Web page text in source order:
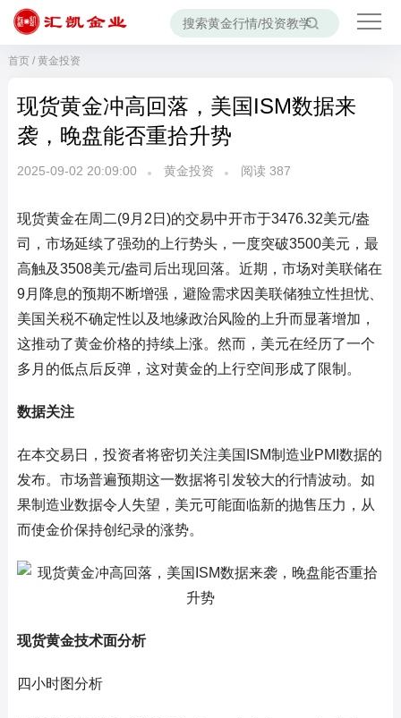
首页/ 黄金投资
现货黄金冲高回落，美国ISM数据来
袭，晚盘能否重拾升势
2025-09-02 20:09:00 黄金投资 阅读 387
现货黄金在周二(9月2日)的交易中开市于3476.32美元/盎
司，市场延续了强劲的上行势头，一度突破3500美元，最
高触及3508美元/盎司后出现回落。近期，市场对美联储在
9月降息的预期不断增强，避险需求因美联储独立性担忧、
美国关税不确定性以及地缘政治风险的上升而显著增加，
这推动了黄金价格的持续上涨。然而，美元在经历了一个
多月的低点后反弹，这对黄金的上行空间形成了限制。
数据关注
在本交易日，投资者将密切关注美国ISM制造业PMI数据的
发布。市场普遍预期这一数据将引发较大的行情波动。如
果制造业数据令人失望，美元可能面临新的抛售压力，从
而使金价保持创纪录的涨势。
现货黄金技术面分析
四小时图分析